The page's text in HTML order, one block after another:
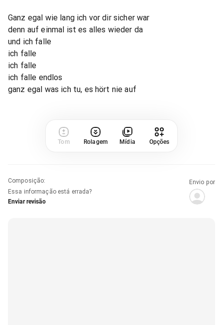
Ganz egal wie lang ich vor dir sicher war
denn auf einmal ist es alles wieder da
und ich falle
ich falle
ich falle
ich falle endlos
ganz egal was ich tu, es hört nie auf
Tom Rolagem Mídia Opções
Composição:
Essa informação está errada?
Enviar revisão
Envio por